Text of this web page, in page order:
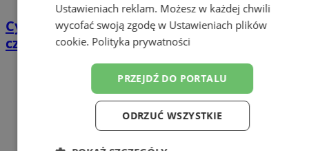
Cyfrowy przegląd przedtrasowy: co mówią
czujniki TPMS i diagnostyka pokładowa?
Ustawieniach reklam. Możesz w każdej chwili
wycofać swoją zgodę w Ustawieniach plików
cookie. Polityka prywatności
PRZEJDŹ DO PORTALU
ODRZUĆ WSZYSTKIE